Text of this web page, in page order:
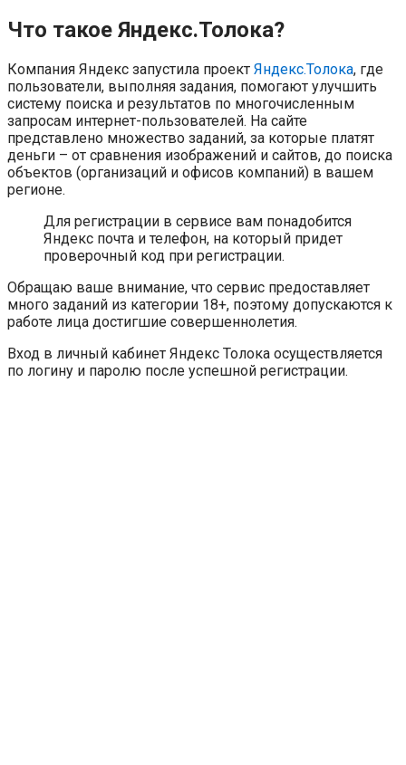
Что такое Яндекс.Толока?
Компания Яндекс запустила проект Яндекс.Толока, где
пользователи, выполняя задания, помогают улучшить
систему поиска и результатов по многочисленным
запросам интернет-пользователей. На сайте
представлено множество заданий, за которые платят
деньги – от сравнения изображений и сайтов, до поиска
объектов (организаций и офисов компаний) в вашем
регионе.
Для регистрации в сервисе вам понадобится
Яндекс почта и телефон, на который придет
проверочный код при регистрации.
Обращаю ваше внимание, что сервис предоставляет
много заданий из категории 18+, поэтому допускаются к
работе лица достигшие совершеннолетия.
Вход в личный кабинет Яндекс Толока осуществляется
по логину и паролю после успешной регистрации.